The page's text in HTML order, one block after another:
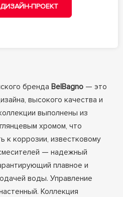
ПРОЕКТ
бренда BelBagno— это
высокого качества и
выполнены из
хромом, что
к коррозии, известковому
— надежный
плавное и
воды. Управление
Коллекция